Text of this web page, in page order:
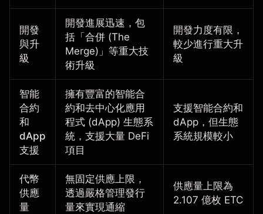
開發
與升
級
開發進展迅速，包
括「合併 (The
Merge)」等重大技
術升級
開發力度有限，
較少進行重大升
級
智能
合約
和
dApp
支援
擁有豐富的智能合
約和去中心化應用
程式 (dApp) 生態系
統，支援大量 DeFi
項目
支援智能合約和
dApp，但生態
系統規模較小
代幣
供應
量
無固定供應上限，
透過嚴格管理發行
量來實現通縮
供應量上限為
2.107 億枚 ETC